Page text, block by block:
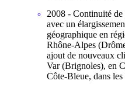
2008 - Continuité de
avec un
géographique en
Rhône-Alpes
ajout de nouveaux
Var (Brignoles), en
Côte-Bleue, dans